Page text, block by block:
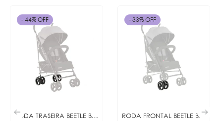
RODA TRASEIRA BEETLE BLACK
- 44% OFF
RODA FRONTAL BEETLE BLACK
- 33% OFF